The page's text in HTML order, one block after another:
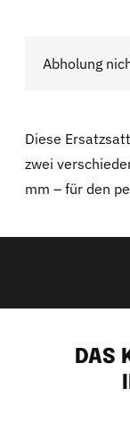
Abholung
Diese
zwei
mm – für den
Produkt
Warenkorb
DAS